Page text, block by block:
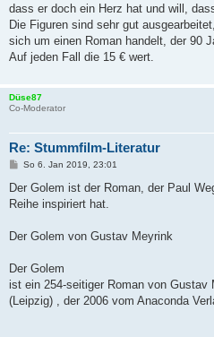
dass er doch ein Herz hat und will,
Die Figuren sind sehr gut
sich um einen Roman handelt, der 90
Auf jeden Fall die 15 € wert.
Düse87
Co-Moderator
Re: Stummfilm-Literatur
B
i
r
So 6. Jan 2019, 23:01
Der Golem ist der Roman, der Paul
Reihe inspiriert hat.
Der Golem von Gustav Meyrink
Der Golem
ist ein 254-seitiger Roman von Gustav
(Leipzig) , der 2006 vom Anaconda